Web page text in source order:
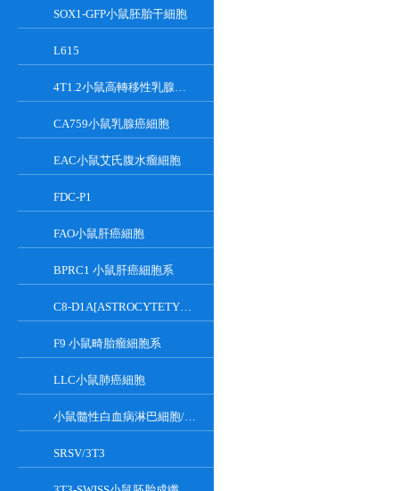
SOX1-GFP小鼠胚胎干細胞
L615
4T1.2小鼠高轉移性乳腺癌細胞
CA759小鼠乳腺癌細胞
EAC小鼠艾氏腹水瘤細胞
FDC-P1
FAO小鼠肝癌細胞
BPRC1 小鼠肝癌細胞系
C8-D1A[ASTROCYTETYPEICLONE]小鼠小腦細胞
F9 小鼠畸胎瘤細胞系
LLC小鼠肺癌細胞
小鼠髓性白血病淋巴細胞/小鼠白血病G-CSF依賴性細胞
SRSV/3T3